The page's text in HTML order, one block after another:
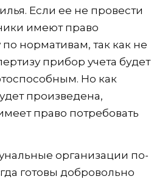
Если ее не провести
имеют право
по нормативам, так как не
прибор учета будет
Но как
произведена,
право потребовать
организации по-
готовы добровольно